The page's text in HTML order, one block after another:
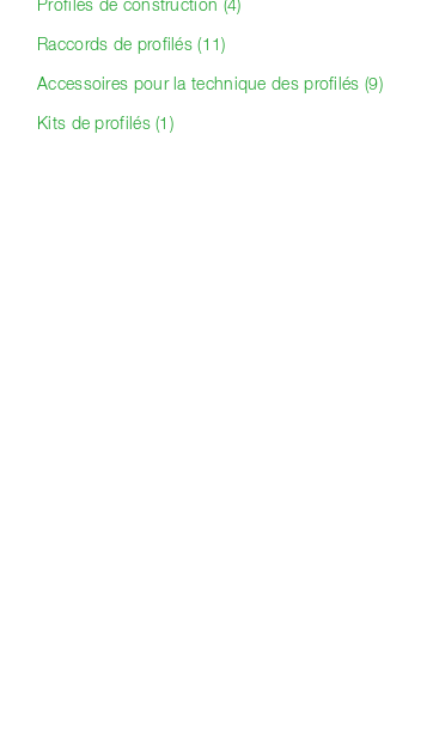
Profilés de construction (4)
Raccords de profilés (11)
Accessoires pour la technique des profilés (9)
Kits de profilés (1)